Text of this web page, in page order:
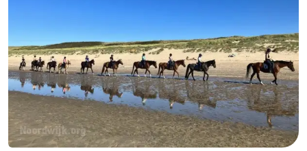
Parken
Reisebuchshop
Medizin
Adressen
Region
Nordholland